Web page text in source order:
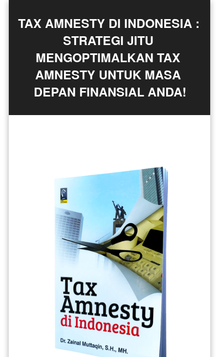
TAX AMNESTY DI INDONESIA :
STRATEGI JITU
MENGOPTIMALKAN TAX
AMNESTY UNTUK MASA
DEPAN FINANSIAL ANDA!